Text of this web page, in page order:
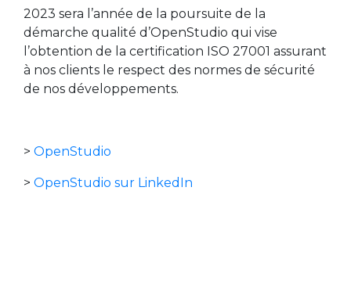
2023 sera l’année de la poursuite de la
démarche qualité d’OpenStudio qui vise
l’obtention de la certification ISO 27001 assurant
à nos clients le respect des normes de sécurité
de nos développements.
> OpenStudio
> OpenStudio sur LinkedIn